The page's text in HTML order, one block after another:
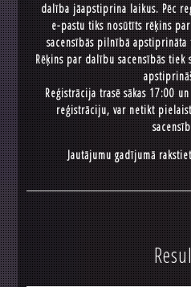
dalība jāapstiprina laikus. Pēc
e-pastu tiks nosūtīts rēķins
sacensībās pilnībā apstiprināta
Rēķins par dalību sacensībās
Reģistrācija trasē sākas 17:00
reģistrāciju, var netikt
Jautājumu gadījumā